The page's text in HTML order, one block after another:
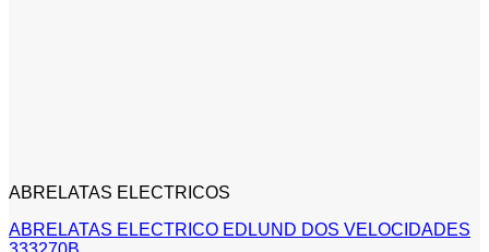
ABRELATAS ELECTRICOS
ABRELATAS ELECTRICO EDLUND DOS VELOCIDADES